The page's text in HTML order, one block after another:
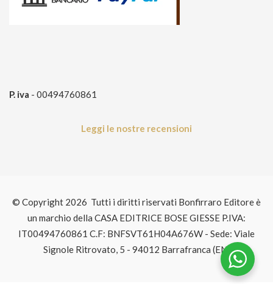
P. iva - 00494760861
Leggi le nostre recensioni
© Copyright 2026 Tutti i diritti riservati Bonfirraro Editore è
un marchio della CASA EDITRICE BOSE GIESSE P.IVA:
IT00494760861 C.F: BNFSVT61H04A676W - Sede: Viale
Signole Ritrovato, 5 - 94012 Barrafranca (EN)